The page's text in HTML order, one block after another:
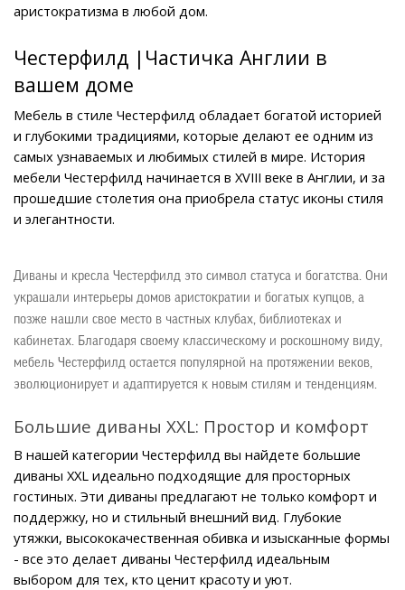
аристократизма в любой дом.
Честерфилд |Частичка Англии в
вашем доме
Мебель в стиле Честерфилд обладает богатой историей
и глубокими традициями, которые делают ее одним из
самых узнаваемых и любимых стилей в мире. История
мебели Честерфилд начинается в XVIII веке в Англии, и за
прошедшие столетия она приобрела статус иконы стиля
и элегантности.
Диваны и кресла Честерфилд это символ статуса и богатства. Они
украшали интерьеры домов аристократии и богатых купцов, а
позже нашли свое место в частных клубах, библиотеках и
кабинетах. Благодаря своему классическому и роскошному виду,
мебель Честерфилд остается популярной на протяжении веков,
эволюционирует и адаптируется к новым стилям и тенденциям.
Большие диваны XXL: Простор и комфорт
В нашей категории Честерфилд вы найдете большие
диваны XXL идеально подходящие для просторных
гостиных. Эти диваны предлагают не только комфорт и
поддержку, но и стильный внешний вид. Глубокие
утяжки, высококачественная обивка и изысканные формы
- все это делает диваны Честерфилд идеальным
выбором для тех, кто ценит красоту и уют.